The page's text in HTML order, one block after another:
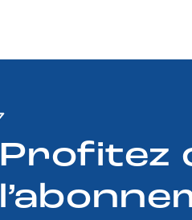
Profitez